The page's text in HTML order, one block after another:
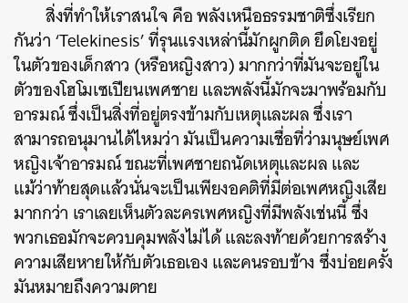
สิ่งที่ทำให้เราสนใจ คือ พลังเหนือธรรมชาติซึ่งเรียก
กันว่า ‘Telekinesis’ ที่รุนแรงเหล่านี้มักผูกติด ยึดโยงอยู่
ในตัวของเด็กสาว (หรือหญิงสาว) มากกว่าที่มันจะอยู่ใน
ตัวของโฮโมเซเปียนเพศชายและพลังนี้มักจะมาพร้อมกับ
อารมณ์ ซึ่งเป็นสิ่งที่อยู่ตรงข้ามกับเหตุและผล ซึ่งเรา
สามารถอนุมานได้ไหมว่า มันเป็นความเชื่อที่ว่ามนุษย์เพศ
หญิงเจ้าอารมณ์ ขณะที่เพศชายถนัดเหตุและผล และ
แม้ว่าท้ายสุดแล้วนั่นจะเป็นเพียงอคติที่มีต่อเพศหญิงเสีย
มากกว่า เราเลยเห็นตัวละครเพศหญิงที่มีพลังเช่นนี้ ซึ่ง
พวกเธอมักจะควบคุมพลังไม่ได้ และลงท้ายด้วยการสร้าง
ความเสียหายให้กับตัวเธอเอง และคนรอบข้าง ซึ่งบ่อยครั้ง
มันหมายถึงความตาย